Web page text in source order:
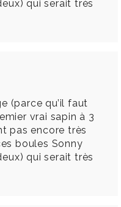
qui serait très
(parce qu’il faut
vrai sapin à 3
pas encore très
boules Sonny
qui serait très